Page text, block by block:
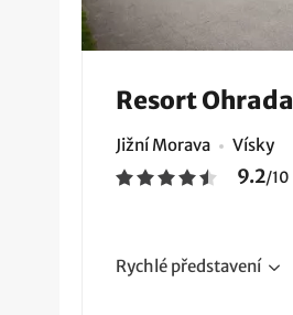
Resort Ohrada
Jižní Morava Vísky
9.2/10
Rychlé představení